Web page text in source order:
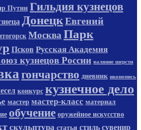
Путин Гильдия кузнецов
ДонецкЕвгений
Москва Парк
Псков Русская Академия
кузнецов России валяние шерсти
гончарство дневник иконопись
конкурс кузнечное дело
мастер мастер-класс материал
обучение оружейное искусство
скульптура статья стиль сувенир